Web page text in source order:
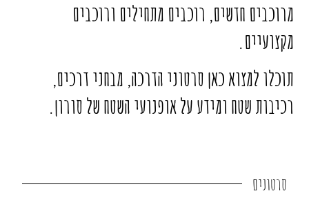
מרוכבים חדשים, רוכבים מתחילים ורוכבים
מקצועיים.
תוכלו למצוא כאן סרטוני הדרכה, מבחני דרכים,
רכיבות שטח ומידע על אופנועי השטח של סורון.
סרטונים